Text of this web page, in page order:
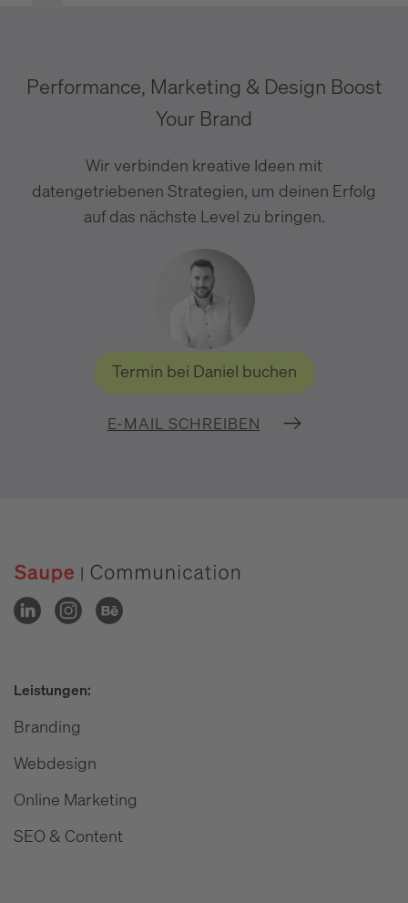
Performance, Marketing & Design Boost
Your Brand
Wir verbinden kreative Ideen mit
datengetriebenen Strategien, um deinen Erfolg
auf das nächste Level zu bringen.
Termin bei Daniel buchen
E-MAIL SCHREIBEN
Leistungen:
Branding
Webdesign
Online Marketing
SEO & Content